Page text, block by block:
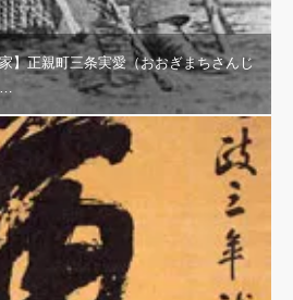
】正親町三条実愛（おおぎまちさんじ
…